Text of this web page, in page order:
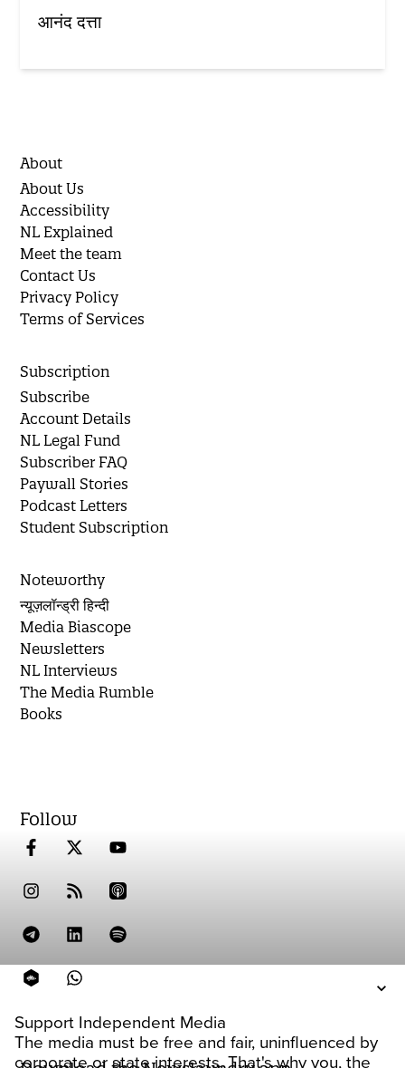
Support Independent Media
The media must be free and fair, uninfluenced by
corporate or state interests. That's why you, the
आनंद दत्ता
About
About Us
Accessibility
NL Explained
Meet the team
Contact Us
Privacy Policy
Terms of Services
Subscription
Subscribe
Account Details
NL Legal Fund
Subscriber FAQ
Paywall Stories
Podcast Letters
Student Subscription
Noteworthy
न्यूज़लॉन्ड्री हिन्दी
Media Biascope
Newsletters
NL Interviews
The Media Rumble
Books
Follow